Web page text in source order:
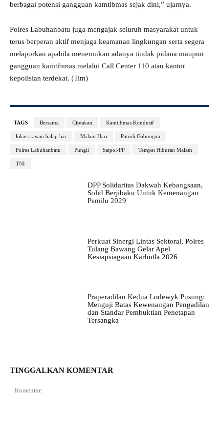
berbagai potensi gangguan kamtibmas sejak dini,” ujarnya.
Polres Labuhanbatu juga mengajak seluruh masyarakat untuk
terus berperan aktif menjaga keamanan lingkungan serta segera
melaporkan apabila menemukan adanya tindak pidana maupun
gangguan kamtibmas melalui Call Center 110 atau kantor
kepolisian terdekat. (Tim)
TAGS Bersama Ciptakan Kamtibmas Kondusif
lokasi rawan balap liar Malam Hari Patroli Gabungan
Polres Labuhanbatu Pungli Satpol-PP Tempat Hiburan Malam
TNI
DPP Solidaritas Dakwah Kebangsaan,
Solid Berjibaku Untuk Kemenangan
Pemilu 2029
Perkuat Sinergi Lintas Sektoral, Polres
Tulang Bawang Gelar Apel
Kesiapsiagaan Karhutla 2026
Praperadilan Kedua Lodewyk Pusung:
Menguji Batas Kewenangan Pengadilan
dan Standar Pembuktian Penetapan
Tersangka
TINGGALKAN KOMENTAR